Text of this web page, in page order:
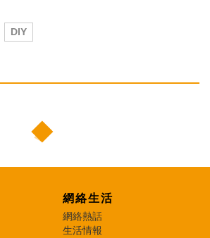
DIY
網絡生活
網絡熱話
生活情報